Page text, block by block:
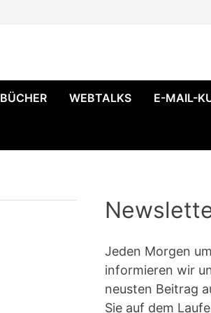
BÜCHER WEBTALKS E-MAIL-
Jeden Morgen
informieren wir
neusten Beitrag
Sie auf dem